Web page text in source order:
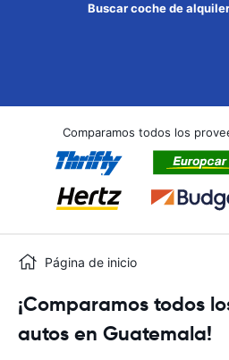
Buscar coche de
Comparamos todos los
Página de inicio
¡Comparamos todos
autos en Guatemala!